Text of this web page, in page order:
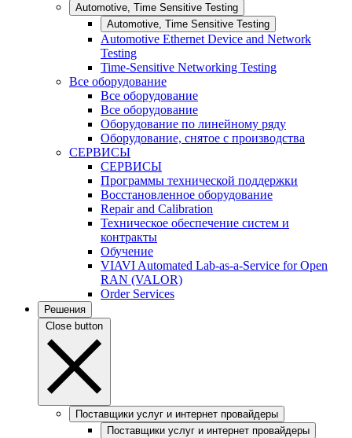
Automotive, Time Sensitive Testing
Automotive, Time Sensitive Testing
Automotive Ethernet Device and Network
Testing
Time-Sensitive Networking Testing
Все оборудование
Все оборудование
Все оборудование
Оборудование по линейному ряду
Оборудование, снятое с производства
СЕРВИСЫ
СЕРВИСЫ
Программы технической поддержки
Восстановленное оборудование
Repair and Calibration
Техническое обеспечение систем и
контракты
Обучение
VIAVI Automated Lab-as-a-Service for Open
RAN (VALOR)
Order Services
Решения
Close button
Поставщики услуг и интернет провайдеры
Поставщики услуг и интернет провайдеры